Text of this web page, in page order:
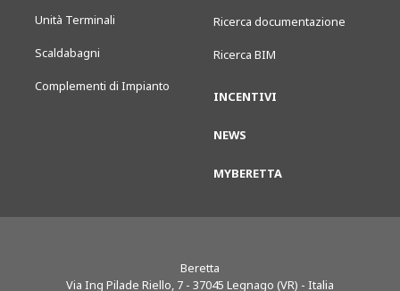
Unità Terminali
Scaldabagni
Complementi di Impianto
Ricerca documentazione
Ricerca BIM
INCENTIVI
NEWS
MYBERETTA
Beretta
Via Ing Pilade Riello, 7 - 37045 Legnago (VR) - Italia